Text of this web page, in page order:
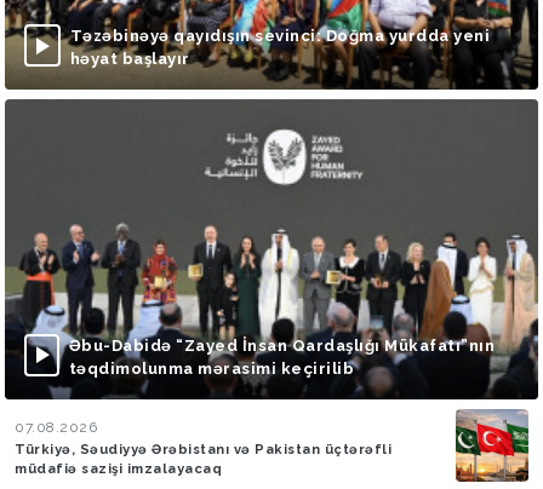
Təzəbinəyə qayıdışın sevinci: Doğma yurdda yeni
həyat başlayır
Əbu-Dabidə “Zayed İnsan Qardaşlığı Mükafatı”nın
təqdimolunma mərasimi keçirilib
07.08.2026
Türkiyə, Səudiyyə Ərəbistanı və Pakistan üçtərəfli
müdafiə sazişi imzalayacaq